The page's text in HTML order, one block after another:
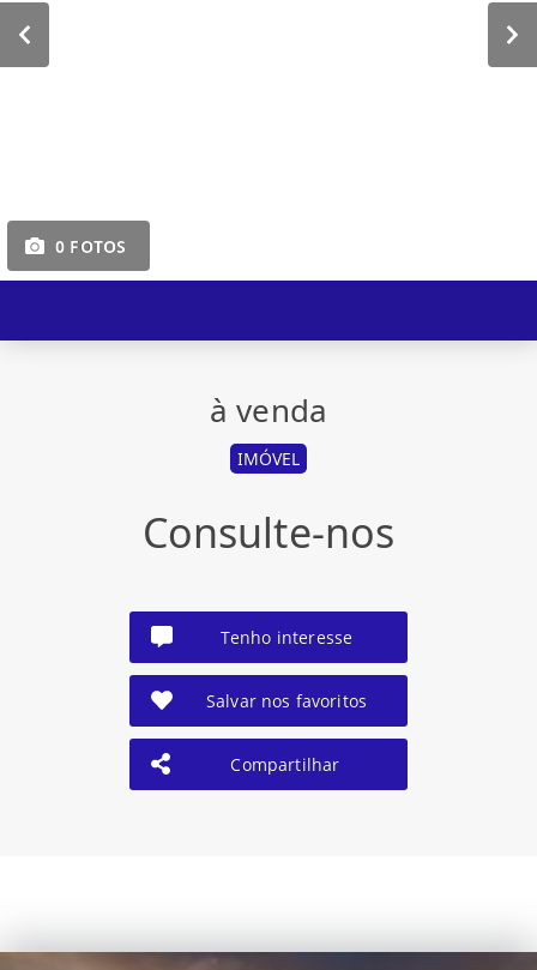
0 FOTOS
à venda
IMÓVEL
Consulte-nos
Tenho interesse
Salvar nos favoritos
Compartilhar